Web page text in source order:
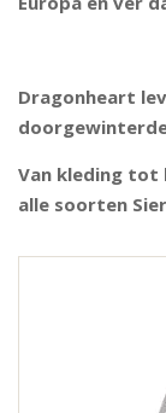
Dragonheart
Van kleding tot
alle soorten